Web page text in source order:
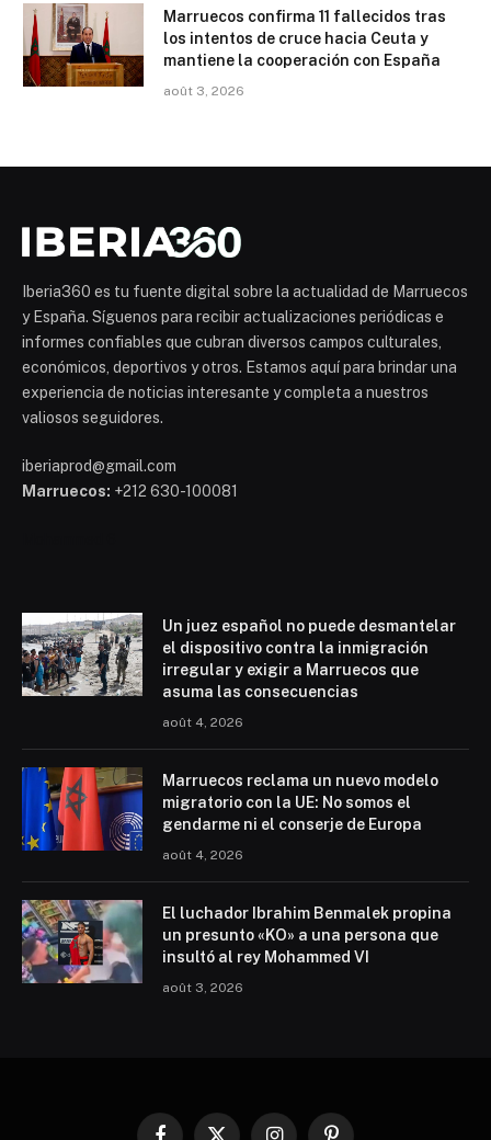
Marruecos confirma 11 fallecidos tras
los intentos de cruce hacia Ceuta y
mantiene la cooperación con España
août 3, 2026
Iberia360 es tu fuente digital sobre la actualidad de Marruecos
y España. Síguenos para recibir actualizaciones periódicas e
informes confiables que cubran diversos campos culturales,
económicos, deportivos y otros. Estamos aquí para brindar una
experiencia de noticias interesante y completa a nuestros
valiosos seguidores.
iberiaprod@gmail.com
Marruecos: +212 630-100081
Un juez español no puede desmantelar
el dispositivo contra la inmigración
irregular y exigir a Marruecos que
asuma las consecuencias
août 4, 2026
Marruecos reclama un nuevo modelo
migratorio con la UE: No somos el
gendarme ni el conserje de Europa
août 4, 2026
El luchador Ibrahim Benmalek propina
un presunto «KO» a una persona que
insultó al rey Mohammed VI
août 3, 2026